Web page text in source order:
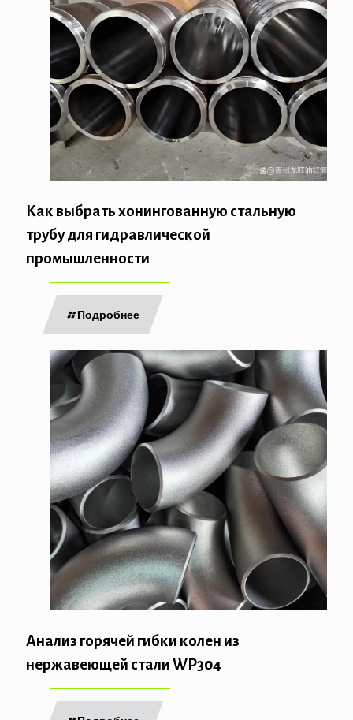
Как выбрать хонингованную стальную
трубу для гидравлической
промышленности
Подробнее
Анализ горячей гибки колен из
нержавеющей стали WP304